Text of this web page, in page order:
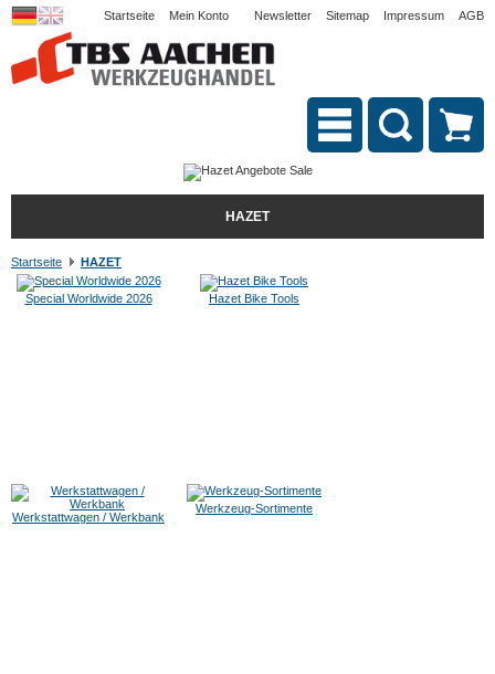
Startseite Mein Konto Newsletter Sitemap Impressum AGB
HAZET
Startseite HAZET
Special Worldwide 2026 Hazet Bike Tools
Werkstattwagen / Werkbank
Werkzeug-Sortimente